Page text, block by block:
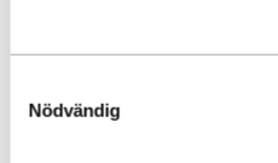
Nödvändig
Har du redan
Förnamn*
för att gå
För att kunna söka
grundläggande